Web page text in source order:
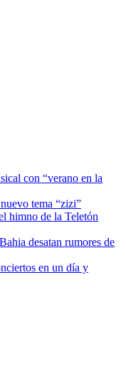
con “verano en la
tema “zizi”
himno de la Teletón
desatan rumores de
en un día y